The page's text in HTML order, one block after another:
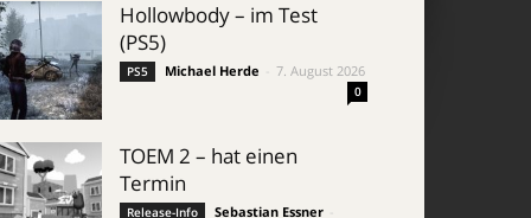
Hollowbody – im Test
(PS5)
PS5 Michael Herde 7. August 2026
0
TOEM 2 – hat einen
Termin
Release-Info Sebastian Essner